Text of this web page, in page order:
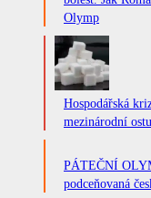
Olymp
Hospodářská
mezinárodní
PÁTEČNÍ
podceňovaná